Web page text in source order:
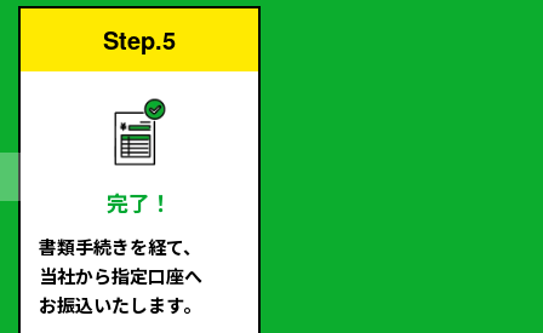
Step.5
完了！
書類手続きを経て、
当社から指定口座へ
お振込いたします。